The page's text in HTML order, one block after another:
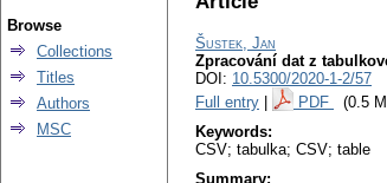
Šustek, Jan
Zpracování dat z
DOI: 10.5300/2020-1-2/57
Full entry
PDF (0.5
Keywords:
CSV; tabulka; CSV; table
Summary:
Browse
Collections
Titles
Authors
MSC